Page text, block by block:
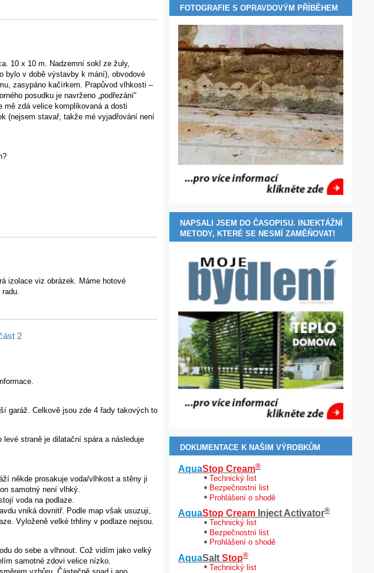
10 x 10 m. Nadzemní sokl ze žuly,
bylo v době výstavby k mání), obvodové
zasypáno kačírkem. Prapůvod vlhkosti –
posudku je navrženo „podřezání“
zdá velice komplikovaná a dosti
(nejsem stavař, takže mé vyjadřování není
izolace viz obrázek. Máme hotové
2
garáž. Celkově jsou zde 4 řady takových to
straně je dilatační spára a následuje
někde prosakuje voda/vlhkost a stěny ji
samotný není vlhký.
voda na podlaze.
vniká dovnitř. Podle map však usuzuji,
Vyloženě velké trhliny v podlaze nejsou.
do sebe a vlhnout. Což vidím jako velký
samotné zdovi velice nízko.
FOTOGRAFIE S OPRAVDOVÝM PŘÍBĚHEM
NAPSALI JSEM DO ČASOPISU. INJEKTÁŽNÍ
METODY, KTERÉ SE NESMÍ ZAMĚŇOVAT!
DOKUMENTACE K NAŠIM VÝROBKŮM
AquaStop Cream®
Technický list
Bezpečnostní list
Prohlášení o shodě
AquaStop Cream Inject Activator®
Technický list
Bezpečnostní list
Prohlášení o shodě
AquaSalt Stop®
Technický list